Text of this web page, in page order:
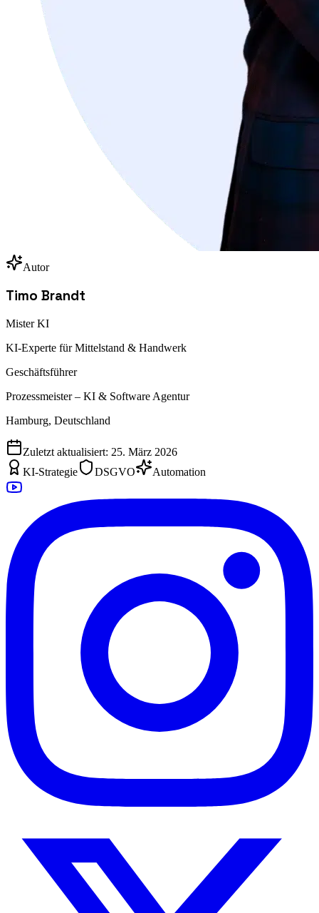
Autor
Timo Brandt
Mister KI
KI-Experte für Mittelstand & Handwerk
Geschäftsführer
Prozessmeister – KI & Software Agentur
Hamburg, Deutschland
Zuletzt aktualisiert: 25. März 2026
KI-Strategie
DSGVO Automation